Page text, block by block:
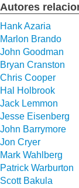
Autores
Hank Azaria
Marlon Brando
John Goodman
Bryan Cranston
Chris Cooper
Hal Holbrook
Jack Lemmon
Jesse Eisenberg
John Barrymore
Jon Cryer
Mark Wahlberg
Patrick Warburton
Scott Bakula